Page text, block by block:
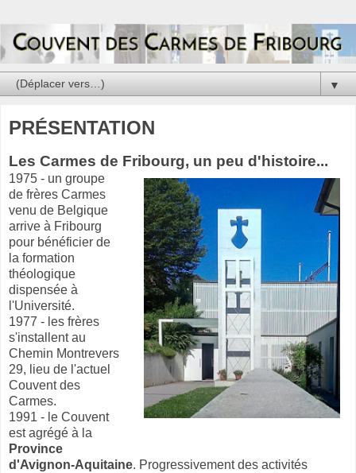
▼
PRÉSENTATION
Les Carmes de Fribourg, un peu d'histoire...
1975 - un groupe
de frères Carmes
venu de Belgique
arrive à Fribourg
pour bénéficier de
la formation
théologique
dispensée à
l'Université.
1977 - les frères
s'installent au
Chemin Montrevers
29, lieu de l'actuel
Couvent des
Carmes.
1991 - le Couvent
est agrégé à la
Province
d'Avignon-Aquitaine. Progressivement des activités